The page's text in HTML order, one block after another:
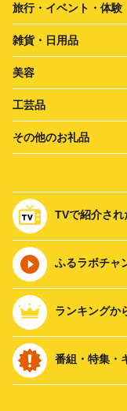
旅行・イベント・体験
雑貨・日用品
美容
工芸品
その他のお礼品
TVで紹介さ
ふるラボチャ
ランキングか
番組・特集・